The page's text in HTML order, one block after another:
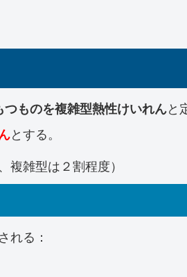
ものを複雑型熱性けいれんと
とする。
複雑型は２割程度）
れる：